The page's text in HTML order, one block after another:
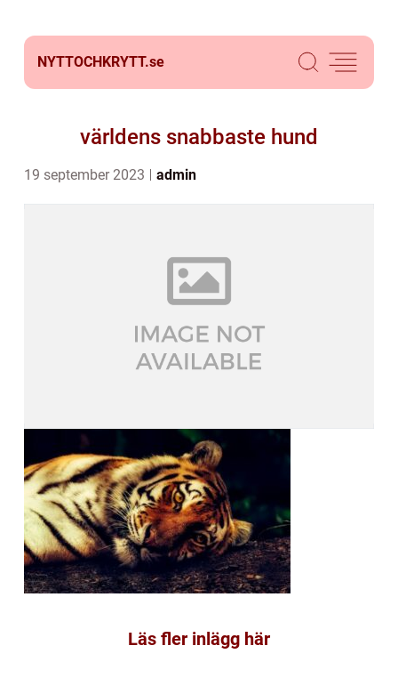
NYTTOCHKRYTT.se
världens snabbaste hund
19 september 2023 admin
Läs fler inlägg här